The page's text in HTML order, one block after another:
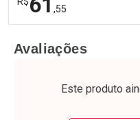
,55
Laboratório
Por Menos
Avaliações
Este produto